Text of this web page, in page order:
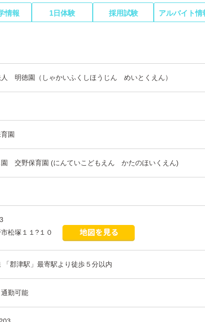
情報 1日体験 採用試験 アルバイト情
人 明徳園（しゃかいふくしほうじん めいとくえん）
園
園 交野保育園 (にんていこどもえん かたのほいくえん)
松塚１１?１０
「郡津駅」最寄駅より徒歩５分以内
勤可能